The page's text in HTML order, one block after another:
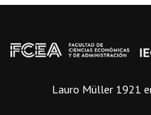
Lauro Müller 1921